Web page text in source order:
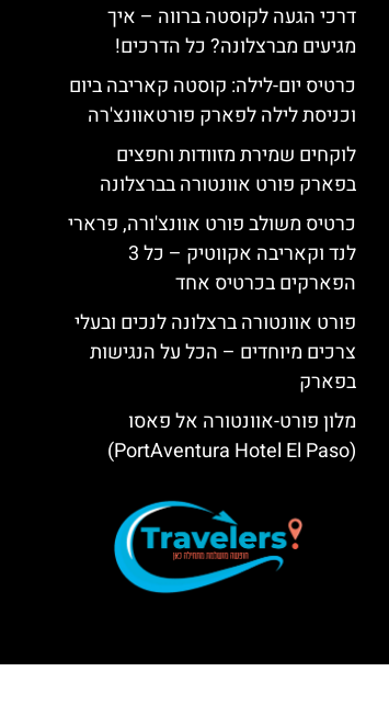
דרכי הגעה לקוסטה ברווה – איך
מגיעים מברצלונה? כל הדרכים!
כרטיס יום-לילה: קוסטה קאריבה ביום
וכניסת לילה לפארק פורטאוונצ'רה
לוקחים שמירת מזוודות וחפצים
בפארק פורט אוונטורה בברצלונה
כרטיס משולב פורט אוונצ'ורה, פרארי
לנד וקאריבה אקווטיק – כל 3
הפארקים בכרטיס אחד
פורט אוונטורה ברצלונה לנכים ובעלי
צרכים מיוחדים – הכל על הנגישות
בפארק
מלון פורט-אוונטורה אל פאסו
(PortAventura Hotel El Paso)